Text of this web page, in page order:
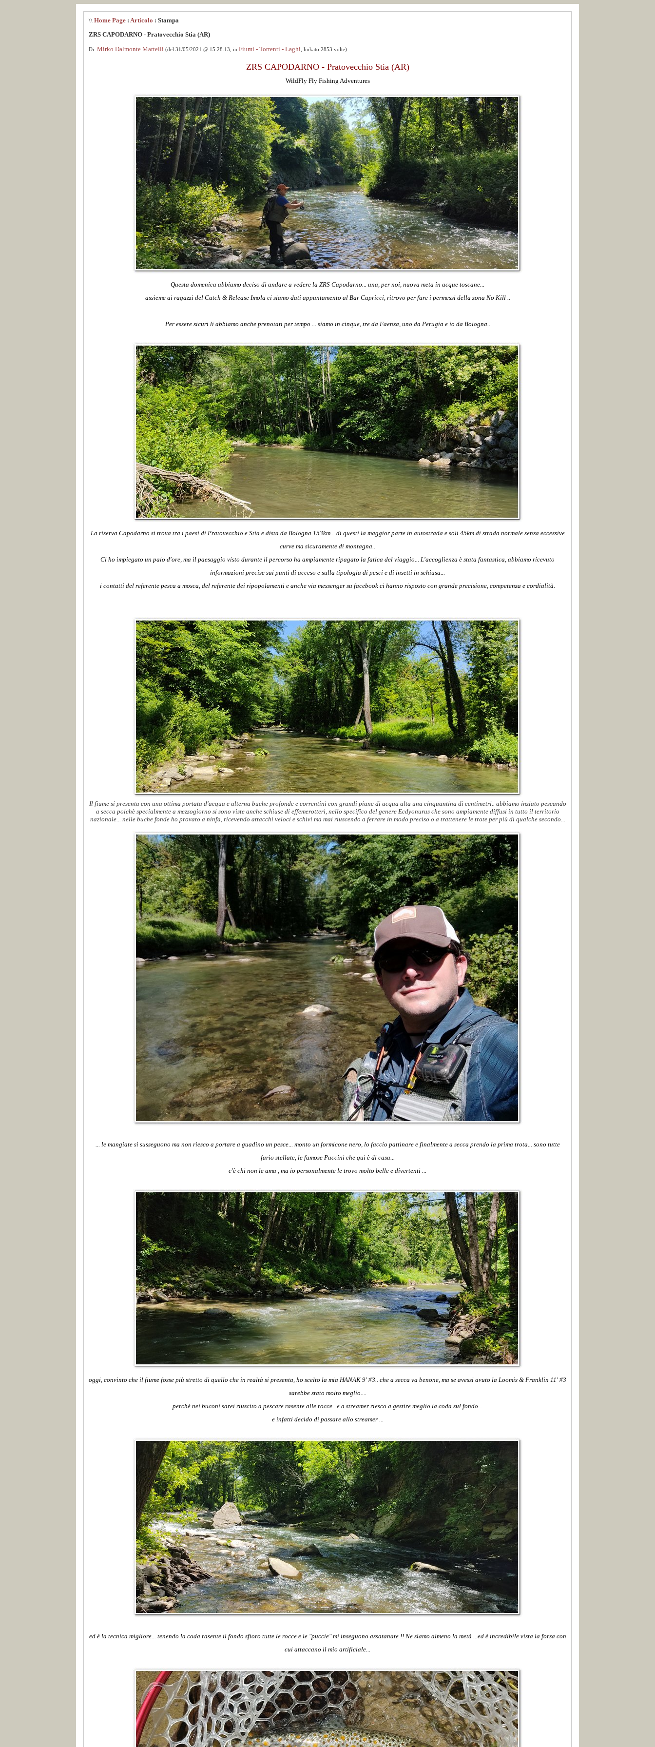
\\ Home Page : Articolo : Stampa
ZRS CAPODARNO - Pratovecchio Stia (AR)
Di Mirko Dalmonte Martelli (del 31/05/2021 @ 15:28:13, in Fiumi - Torrenti - Laghi , linkato 2853 volte)
ZRS CAPODARNO - Pratovecchio Stia (AR)
WildFly Fly Fishing Adventures
Questa domenica abbiamo deciso di andare a vedere la ZRS Capodarno... una, per noi, nuova meta in acque toscane...
assieme ai ragazzi del Catch & Release Imola ci siamo dati appuntamento al Bar Capricci, ritrovo per fare i permessi della zona No Kill ..
Per essere sicuri li abbiamo anche prenotati per tempo ... siamo in cinque, tre da Faenza, uno da Perugia e io da Bologna..
La riserva Capodarno si trova tra i paesi di Pratovecchio e Stia e dista da Bologna 153km... di questi la maggior parte in autostrada e soli 45km di strada normale senza eccessive
curve ma sicuramente di montagna..
Ci ho impiegato un paio d'ore, ma il paesaggio visto durante il percorso ha ampiamente ripagato la fatica del viaggio... L'accoglienza è stata fantastica, abbiamo ricevuto
informazioni precise sui punti di acceso e sulla tipologia di pesci e di insetti in schiusa...
i contatti del referente pesca a mosca, del referente dei ripopolamenti e anche via messenger su facebook ci hanno risposto con grande precisione, competenza e cordialità.
Il fiume si presenta con una ottima portata d'acqua e alterna buche profonde e correntini con grandi piane di acqua alta una cinquantina di centimetri.. abbiamo inziato pescando
a secca poichè specialmente a mezzogiorno si sono viste anche schiuse di effemerotteri, nello specifico del genere Ecdyonurus che sono ampiamente diffusi in tutto il territorio
nazionale... nelle buche fonde ho provato a ninfa, ricevendo attacchi veloci e schivi ma mai riuscendo a ferrare in modo preciso o a trattenere le trote per più di qualche secondo...
... le mangiate si susseguono ma non riesco a portare a guadino un pesce... monto un formicone nero, lo faccio pattinare e finalmente a secca prendo la prima trota... sono tutte
fario stellate, le famose Puccini che qui è di casa...
c'è chi non le ama , ma io personalmente le trovo molto belle e divertenti ...
oggi, convinto che il fiume fosse più stretto di quello che in realtà si presenta, ho scelto la mia HANAK 9' #3.. che a secca va benone, ma se avessi avuto la Loomis & Franklin 11' #3
sarebbe stato molto meglio....
perchè nei buconi sarei riuscito a pescare rasente alle rocce...e a streamer riesco a gestire meglio la coda sul fondo...
e infatti decido di passare allo streamer ...
ed è la tecnica migliore... tenendo la coda rasente il fondo sfioro tutte le rocce e le "puccie" mi inseguono assatanate !! Ne slamo almeno la metà ...ed è incredibile vista la forza con
cui attaccano il mio artificiale...